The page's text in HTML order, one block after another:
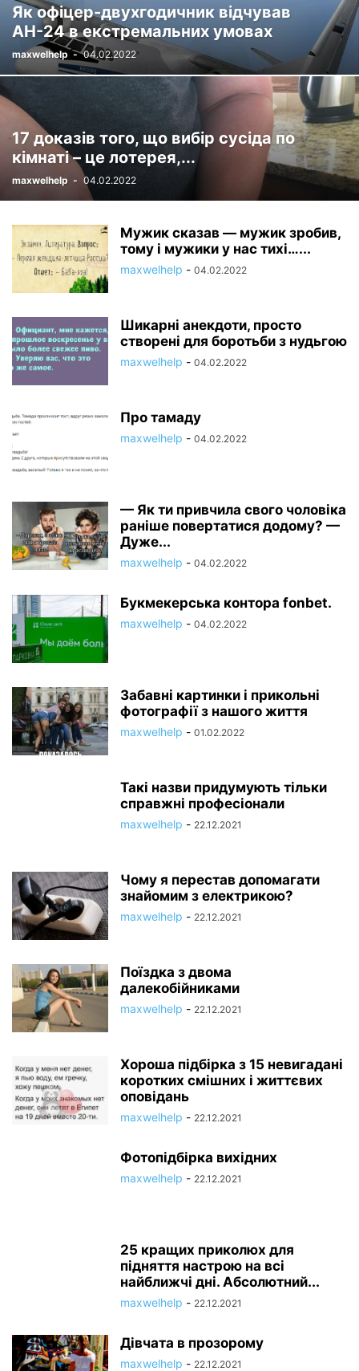
ЛАЙФХАКИ МАРИЯ АЗАРОВА МЕЖДУНАРОДНОЕ СОТРУДНИЧЕСТВО
МИР МОДА НАЗАД НАУКА НАУКА ОБЩЕСТВО
ОЛЬГА ИВАНОВА ОТКРЫТИЯ ПОДОРОЖІ ПРИКОЛИ ПРИРОДА
ПРИРОДА ПРИСЛАНЕ ПРОИСШЕСТВИЯ ПУТЕШЕСТВИЯ
ПУТЕШЕСТВИЯ РАЗВЛЕЧЕНИЯ РАЗНОЕ РЕКЛАМА
СООБЩЕСТВО REALFISHKI
СООБЩЕСТВО БЕЗ КОТА И ЖИЗНЬ НЕ ТА СООБЩЕСТВО ВОЕННОЕ
СООБЩЕСТВО ГИФКИ СООБЩЕСТВО ЖИВОТНЫЕ
СООБЩЕСТВО ЖИЗНЬ СООБЩЕСТВО ЖИЗНЬ В БЕЛАРУСИ
СООБЩЕСТВО ЖИТЬ В РОССИИ
СООБЩЕСТВО ИГРОМИР СООБЩЕСТВО ИСТОРИИ
СООБЩЕСТВО ИСТОРИИ ИЗ ЖИЗНИ
СООБЩЕСТВО ИСТОРИЧЕСКИЕ ФАКТЫ
СООБЩЕСТВО КРИМИНАЛ СООБЩЕСТВО МЕДИЦИНА НА ФИШКАХ
СООБЩЕСТВО НАУКА СООБЩЕСТВО НОВОСТИ СО ВСЕГО МИРА
СООБЩЕСТВО ПАНДЕМИЯ СООБЩЕСТВО СПОРТ
СООБЩЕСТВО ТРЕНИКИ
Як офіцер-двухгодичник відчував
АН-24 в екстремальних умовах
maxwelhelp - 04.02.2022
17 доказів того, що вибір сусіда по
кімнаті – це лотерея,...
maxwelhelp - 04.02.2022
Мужик сказав — мужик зробив,
тому і мужики у нас тихі…...
maxwelhelp - 04.02.2022
Шикарні анекдоти, просто
створені для боротьби з нудьгою
maxwelhelp - 04.02.2022
Про тамаду
maxwelhelp - 04.02.2022
— Як ти привчила свого чоловіка
раніше повертатися додому? —
Дуже...
maxwelhelp - 04.02.2022
Букмекерська контора fonbet.
maxwelhelp - 04.02.2022
Забавні картинки і прикольні
фотографії з нашого життя
maxwelhelp - 01.02.2022
Такі назви придумують тільки
справжні професіонали
maxwelhelp - 22.12.2021
Чому я перестав допомагати
знайомим з електрикою?
maxwelhelp - 22.12.2021
Поїздка з двома
далекобійниками
maxwelhelp - 22.12.2021
Хороша підбірка з 15 невигадані
коротких смішних і життєвих
оповідань
maxwelhelp - 22.12.2021
Фотопідбірка вихідних
maxwelhelp - 22.12.2021
25 кращих приколюх для
підняття настрою на всі
найближчі дні. Абсолютний...
maxwelhelp - 22.12.2021
Дівчата в прозорому
maxwelhelp - 22.12.2021